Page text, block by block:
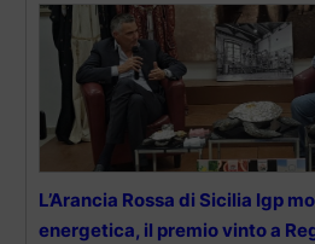
L’Arancia Rossa di Sicilia Igp
energetica, il premio vinto a